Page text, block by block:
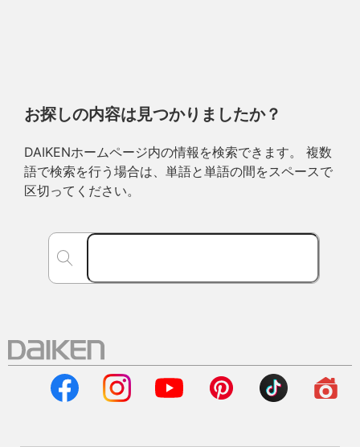
お探しの内容は見つかりましたか？
DAIKENホームページ内の情報を検索できます。 複数
語で検索を行う場合は、単語と単語の間をスペースで
区切ってください。